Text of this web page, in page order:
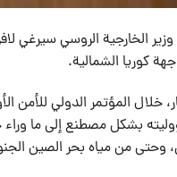
وزير الخارجية الروسي سيرغي
كوريا الشمالية.
خلال المؤتمر الدولي للأمن
بشكل مصطنع إلى ما وراء
وحتى من مياه بحر الصين